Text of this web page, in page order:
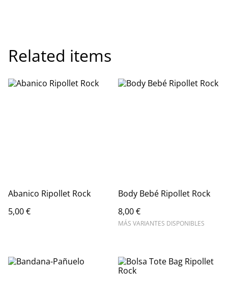
Related items
Abanico Ripollet Rock
5,00 €
Body Bebé Ripollet Rock
8,00 €
MÁS VARIANTES DISPONIBLES